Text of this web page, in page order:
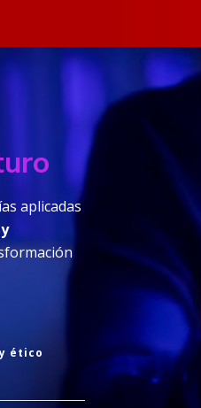
aplicadas
ético